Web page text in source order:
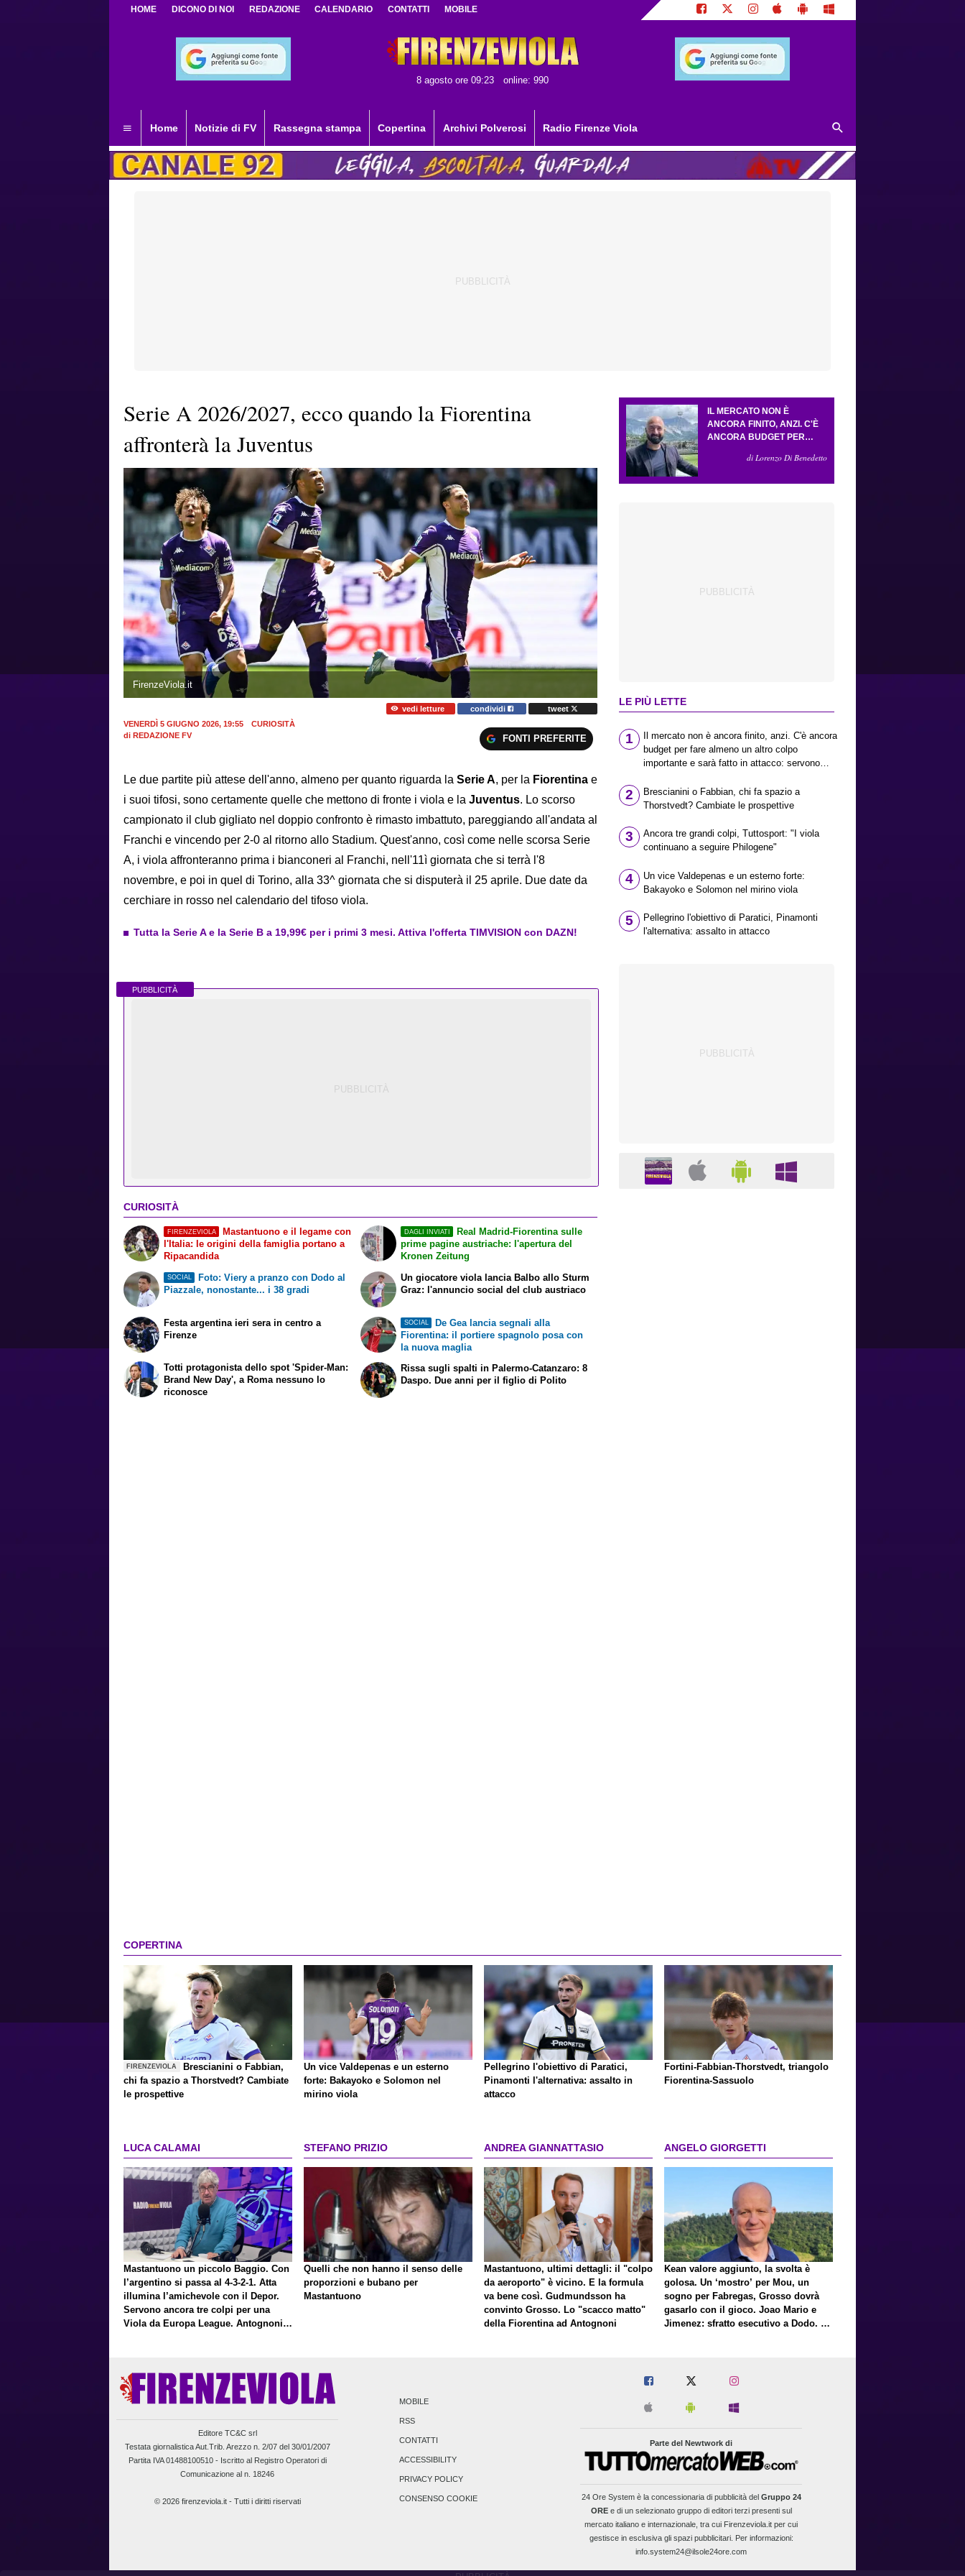
HOME DICONO DI NOI REDAZIONE CALENDARIO CONTATTI MOBILE
8 agosto ore 09:23 online: 990
Home Notizie di FV Rassegna stampa Copertina Archivi Polverosi Radio Firenze Viola
Serie A 2026/2027, ecco quando la Fiorentina
affronterà la Juventus
FirenzeViola.it
vedi letture condividi
tweet
VENERDÌ 5 GIUGNO 2026, 19:55
CURIOSITÀ
di REDAZIONE FV FONTI PREFERITE
Le due partite più attese dell'anno, almeno per quanto riguarda la Serie A, per la Fiorentina e
i suoi tifosi, sono certamente quelle che mettono di fronte i viola e la Juventus. Lo scorso
campionato il club gigliato nel doppio confronto è rimasto imbattuto, pareggiando all'andata al
Franchi e vincendo per 2-0 al ritorno allo Stadium. Quest'anno, così come nelle scorsa Serie
A, i viola affronteranno prima i bianconeri al Franchi, nell'11ì giornata che si terrà l'8
novembre, e poi in quel di Torino, alla 33^ giornata che si disputerà il 25 aprile. Due date da
cerchiare in rosso nel calendario del tifoso viola.
Tutta la Serie A e la Serie B a 19,99€ per i primi 3 mesi. Attiva l'offerta TIMVISION con DAZN!
PUBBLICITÀ
CURIOSITÀ
FIRENZEVIOLA
Mastantuono e il legame con
l'Italia: le origini della famiglia portano a
Ripacandida
SOCIAL
Foto: Viery a pranzo con Dodo al
Piazzale, nonostante... i 38 gradi
DAGLI INVIATI
Real Madrid-Fiorentina sulle
prime pagine austriache: l'apertura del
Kronen Zeitung
Un giocatore viola lancia Balbo allo Sturm
Graz: l'annuncio social del club austriaco
Festa argentina ieri sera in centro a
Firenze
Totti protagonista dello spot 'Spider-Man:
Brand New Day', a Roma nessuno lo
riconosce
SOCIAL
De Gea lancia segnali alla
Fiorentina: il portiere spagnolo posa con
la nuova maglia
Rissa sugli spalti in Palermo-Catanzaro: 8
Daspo. Due anni per il figlio di Polito
IL MERCATO NON È
ANCORA FINITO, ANZI. C'È
ANCORA BUDGET PER
COLPO IMPORTANTE E
di Lorenzo Di Benedetto
LE PIÙ LETTE
1
Il mercato non è ancora finito, anzi. C'è ancora
budget per fare almeno un altro colpo
importante e sarà fatto in attacco: servono
il Bologna: caccia al giusto incastro
2
Brescianini o Fabbian, chi fa spazio a
Thorstvedt? Cambiate le prospettive
3
Ancora tre grandi colpi, Tuttosport: "I viola
continuano a seguire Philogene"
4
Un vice Valdepenas e un esterno forte:
Bakayoko e Solomon nel mirino viola
5
Pellegrino l'obiettivo di Paratici, Pinamonti
l'alternativa: assalto in attacco
COPERTINA
FIRENZEVIOLA
Brescianini o Fabbian,
chi fa spazio a Thorstvedt? Cambiate
le prospettive
Un vice Valdepenas e un esterno
forte: Bakayoko e Solomon nel
mirino viola
Pellegrino l'obiettivo di Paratici,
Pinamonti l'alternativa: assalto in
attacco
Fortini-Fabbian-Thorstvedt, triangolo
Fiorentina-Sassuolo
LUCA CALAMAI
Mastantuono un piccolo Baggio. Con
l’argentino si passa al 4-3-2-1. Atta
illumina l’amichevole con il Depor.
Servono ancora tre colpi per una
Viola da Europa League. Antognoni,
STEFANO PRIZIO
Quelli che non hanno il senso delle
proporzioni e bubano per
Mastantuono
ANDREA GIANNATTASIO
Mastantuono, ultimi dettagli: il "colpo
da aeroporto" è vicino. E la formula
va bene così. Gudmundsson ha
convinto Grosso. Lo "scacco matto"
della Fiorentina ad Antognoni
ANGELO GIORGETTI
Kean valore aggiunto, la svolta è
golosa. Un ‘mostro’ per Mou, un
sogno per Fabregas, Grosso dovrà
gasarlo con il gioco. Joao Mario e
Jimenez: sfratto esecutivo a Dodo. E
Editore TC&C srl
Testata giornalistica Aut.Trib. Arezzo n. 2/07 del 30/01/2007
Partita IVA 01488100510 - Iscritto al Registro Operatori di
Comunicazione al n. 18246
© 2026 firenzeviola.it - Tutti i diritti riservati
MOBILE
RSS
CONTATTI
ACCESSIBILITY
PRIVACY POLICY
CONSENSO COOKIE
Parte del Newtwork di
24 Ore Systemè la concessionaria di pubblicità del Gruppo 24
OREe di un selezionato gruppo di editori terzi presenti sul
mercato italiano e internazionale, tra cui Firenzeviola.it per cui
gestisce in esclusiva gli spazi pubblicitari. Per informazioni:
info.system24@ilsole24ore.com